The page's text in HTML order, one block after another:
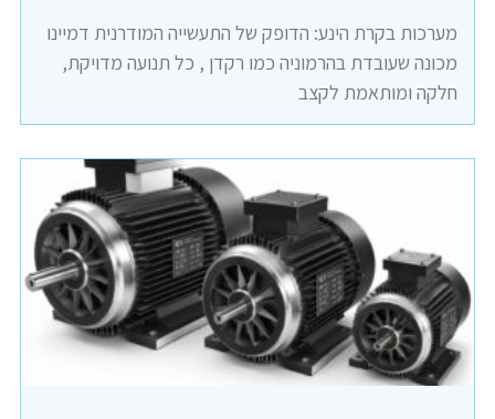
מערכות בקרת הינע: הדופק של התעשייה המודרנית דמיינו
מכונה שעובדת בהרמוניה כמו רקדן , כל תנועה מדויקת,
חלקה ומותאמת לקצב